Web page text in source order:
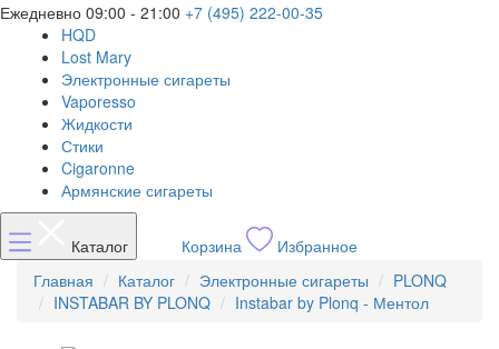
Ежедневно 09:00 - 21:00 +7 (495) 222-00-35
HQD
Lost Mary
Электронные сигареты
Vaporesso
Жидкости
Стики
Cigaronne
Армянские сигареты
Каталог Корзина
Избранное
Главная
Каталог Электронные сигареты
PLONQ
INSTABAR BY PLONQ
Instabar by Plonq - Ментол